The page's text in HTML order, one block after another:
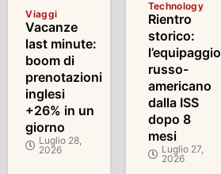
Viaggi
Vacanze
last minute:
boom di
prenotazioni
inglesi
+26% in un
giorno
Luglio 28,
2026
Technology
Rientro
storico:
l’equipaggio
russo-
americano
dalla ISS
dopo 8
mesi
Luglio 27,
2026